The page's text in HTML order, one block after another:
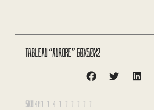
Tableau “Aurore” 60X50X2
SKU 401-1-4-1-1-1-1-1-1